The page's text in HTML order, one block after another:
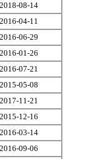
2018-08-14
2016-04-11
2016-06-29
2016-01-26
2016-07-21
2015-05-08
2017-11-21
2015-12-16
2016-03-14
2016-09-06